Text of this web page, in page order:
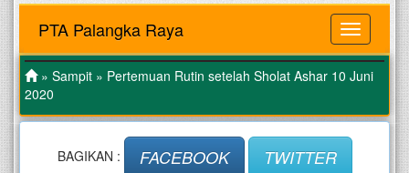
MENU
PTA Palangka Raya
» Sampit » Pertemuan Rutin setelah Sholat Ashar 10 Juni
2020
BAGIKAN : FACEBOOK
TWITTER